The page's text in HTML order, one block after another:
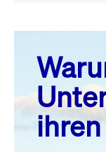
August 26
MO. DI.
3
4